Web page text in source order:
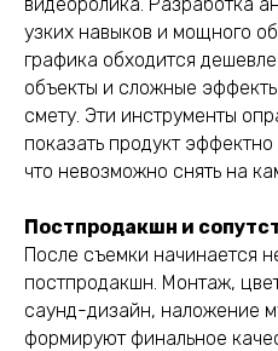
узких навыков и мощного
графика обходится
объекты и сложные
смету. Эти инструменты
показать продукт
что невозможно снять на
Постпродакшн и
После съемки начинается
постпродакшн. Монтаж,
саунд-дизайн, наложение
формируют финальное